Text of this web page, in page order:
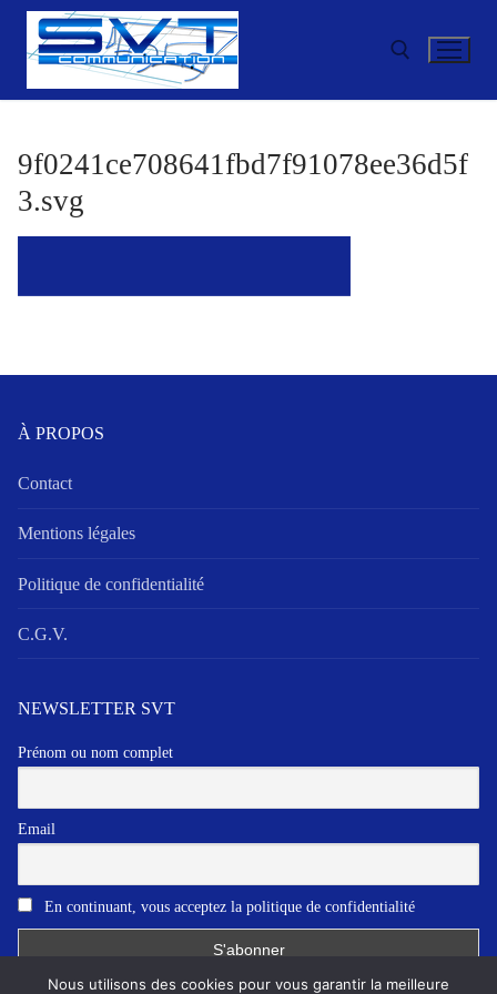
Aller
contenu
9f0241ce708641fbd7f91078ee36d5f
3.svg
À PROPOS
Contact
Mentions légales
Politique de confidentialité
C.G.V.
NEWSLETTER SVT
Prénom ou nom complet
Email
En continuant, vous acceptez la politique de confidentialité
Nous utilisons des cookies pour vous garantir la meilleure